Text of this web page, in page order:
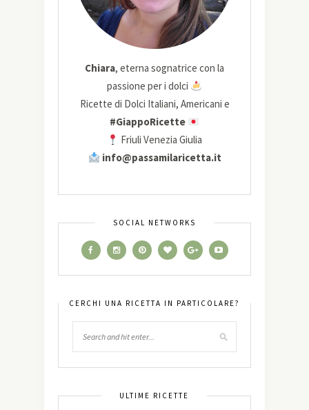
Chiara, eterna sognatrice con la
passione per i dolci
Ricette di Dolci Italiani, Americani e
#GiappoRicette
Friuli Venezia Giulia
info@passamilaricetta.it
SOCIAL NETWORKS
CERCHI UNA RICETTA IN PARTICOLARE?
ULTIME RICETTE